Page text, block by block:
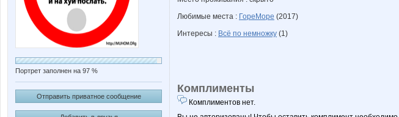
Портрет заполнен на 97 %
Отправить приватное сообщение
Любимые места : ГореМоре (2017)
Интересы : Всё по немножку (1)
Комплименты
Комплиментов нет.